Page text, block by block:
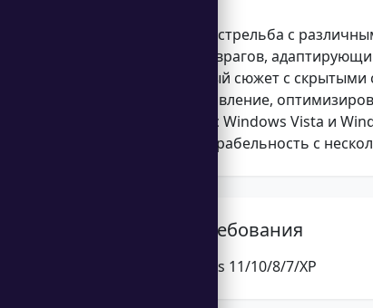
Интенсивная стрельба с
Сложный ИИ врагов,
Увлекательный сюжет с скрытыми
Плавное управление,
Совместимо с Windows Vista и
Высокая реиграбельность с
Системные требования
Microsoft Windows 11/10/8/7/XP